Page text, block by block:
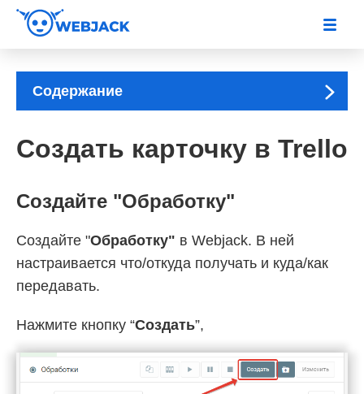
Содержание
Создать карточку в Trello
Создайте "Обработку"
Создайте "Обработку" в Webjack. В ней
настраивается что/откуда получать и куда/как
передавать.
Нажмите кнопку “Создать”,